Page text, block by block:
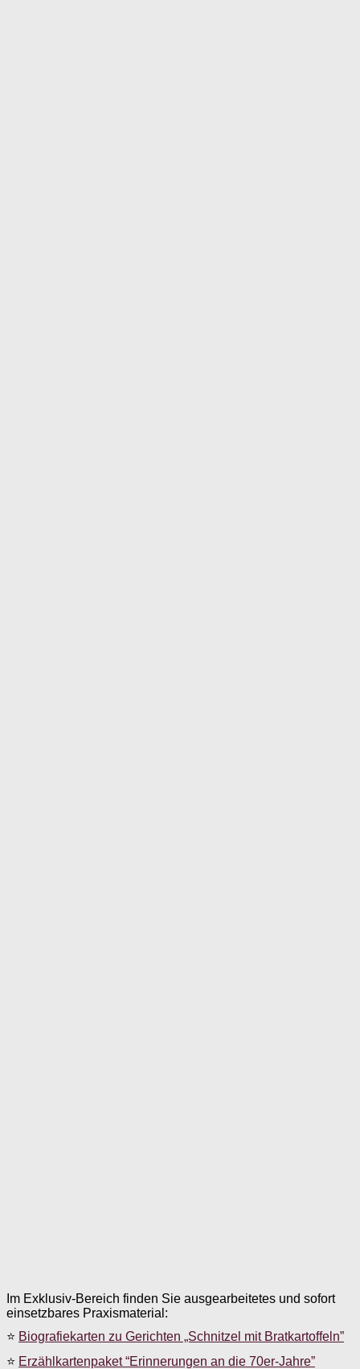
Im Exklusiv-Bereich finden Sie ausgearbeitetes und sofort
einsetzbares Praxismaterial:
⭐ Biografiekarten zu Gerichten „Schnitzel mit Bratkartoffeln”
⭐ Erzählkartenpaket “Erinnerungen an die 70er-Jahre”